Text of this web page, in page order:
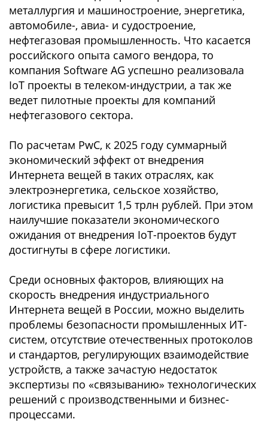
металлургия и машиностроение, энергетика,
автомобиле-, авиа- и судостроение,
нефтегазовая промышленность. Что касается
российского опыта самого вендора, то
компания Software AG успешно реализовала
IoT проекты в телеком-индустрии, а так же
ведет пилотные проекты для компаний
нефтегазового сектора.
По расчетам PwC, к 2025 году суммарный
экономический эффект от внедрения
Интернета вещей в таких отраслях, как
электроэнергетика, сельское хозяйство,
логистика превысит 1,5 трлн рублей. При этом
наилучшие показатели экономического
ожидания от внедрения IoT-проектов будут
достигнуты в сфере логистики.
Среди основных факторов, влияющих на
скорость внедрения индустриального
Интернета вещей в России, можно выделить
проблемы безопасности промышленных ИТ-
систем, отсутствие отечественных протоколов
и стандартов, регулирующих взаимодействие
устройств, а также зачастую недостаток
экспертизы по «связыванию» технологических
решений с производственными и бизнес-
процессами.